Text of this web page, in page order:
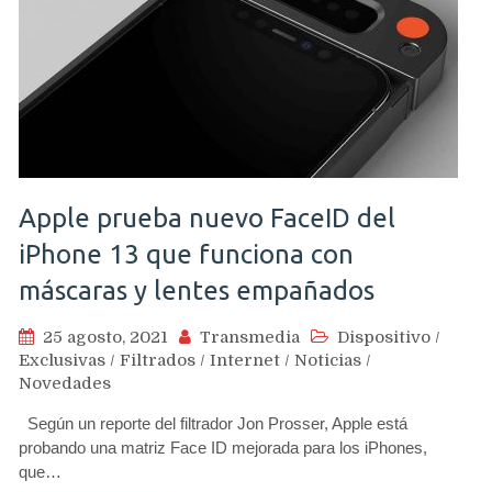
Apple prueba nuevo FaceID del
iPhone 13 que funciona con
máscaras y lentes empañados
25 agosto, 2021 Transmedia Dispositivo /
Exclusivas / Filtrados / Internet / Noticias /
Novedades
Según un reporte del filtrador Jon Prosser, Apple está
probando una matriz Face ID mejorada para los iPhones,
que…